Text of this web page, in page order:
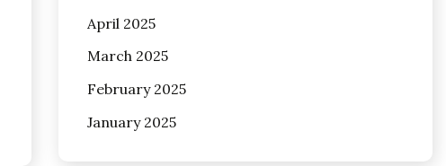
April 2025
March 2025
February 2025
January 2025